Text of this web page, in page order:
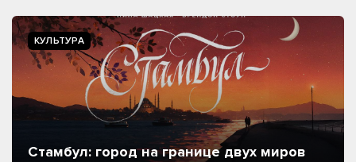
КУЛЬТУРА
Стамбул: город на границе двух миров